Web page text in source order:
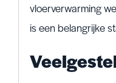
vloerverwarming
is een belangrijke